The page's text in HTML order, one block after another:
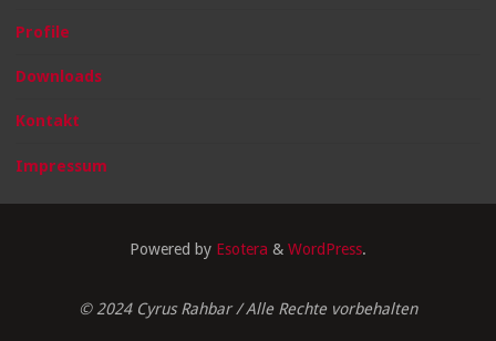
Profile
Downloads
Kontakt
Impressum
Powered by Esotera & WordPress.
© 2024 Cyrus Rahbar / Alle Rechte vorbehalten